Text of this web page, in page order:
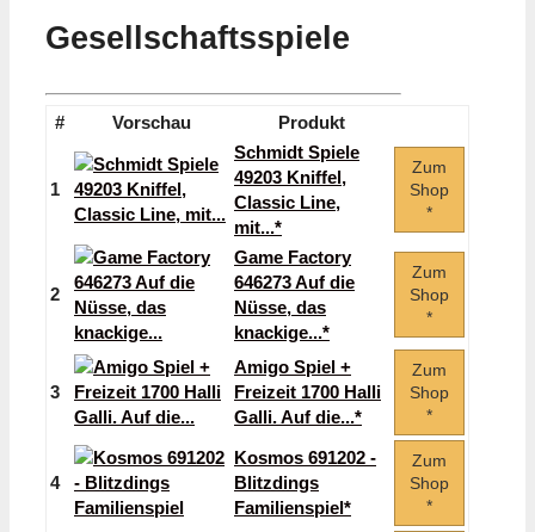
Gesellschaftsspiele
# Vorschau Produkt
1
Schmidt Spiele
49203 Kniffel,
Classic Line,
mit...*
Zum
Shop
*
2
Game Factory
646273 Auf die
Nüsse, das
knackige...*
Zum
Shop
*
3
Amigo Spiel +
Freizeit 1700 Halli
Galli. Auf die...*
Zum
Shop
*
4
Kosmos 691202 -
Blitzdings
Familienspiel*
Zum
Shop
*